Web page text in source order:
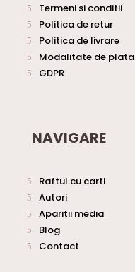
Termeni si conditii
Politica de retur
Politica de livrare
Modalitate de plata
GDPR
NAVIGARE
Raftul cu carti
Autori
Aparitii media
Blog
Contact